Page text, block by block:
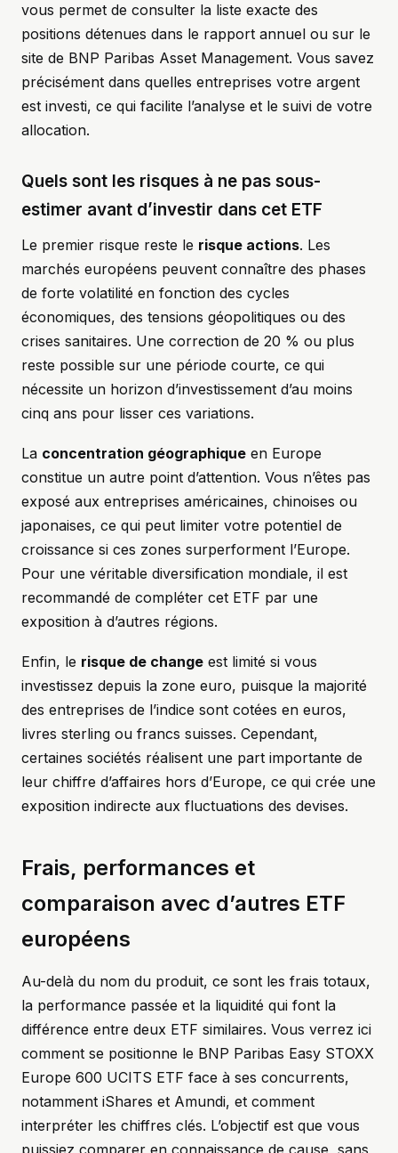
vous permet de consulter la liste exacte des
positions détenues dans le rapport annuel ou sur le
site de BNP Paribas Asset Management. Vous savez
précisément dans quelles entreprises votre argent
est investi, ce qui facilite l’analyse et le suivi de votre
allocation.
Quels sont les risques à ne pas sous-
estimer avant d’investir dans cet ETF
Le premier risque reste le risque actions. Les
marchés européens peuvent connaître des phases
de forte volatilité en fonction des cycles
économiques, des tensions géopolitiques ou des
crises sanitaires. Une correction de 20 % ou plus
reste possible sur une période courte, ce qui
nécessite un horizon d’investissement d’au moins
cinq ans pour lisser ces variations.
La concentration géographique en Europe
constitue un autre point d’attention. Vous n’êtes pas
exposé aux entreprises américaines, chinoises ou
japonaises, ce qui peut limiter votre potentiel de
croissance si ces zones surperforment l’Europe.
Pour une véritable diversification mondiale, il est
recommandé de compléter cet ETF par une
exposition à d’autres régions.
Enfin, le risque de change est limité si vous
investissez depuis la zone euro, puisque la majorité
des entreprises de l’indice sont cotées en euros,
livres sterling ou francs suisses. Cependant,
certaines sociétés réalisent une part importante de
leur chiffre d’affaires hors d’Europe, ce qui crée une
exposition indirecte aux fluctuations des devises.
Frais, performances et
comparaison avec d’autres ETF
européens
Au-delà du nom du produit, ce sont les frais totaux,
la performance passée et la liquidité qui font la
différence entre deux ETF similaires. Vous verrez ici
comment se positionne le BNP Paribas Easy STOXX
Europe 600 UCITS ETF face à ses concurrents,
notamment iShares et Amundi, et comment
interpréter les chiffres clés. L’objectif est que vous